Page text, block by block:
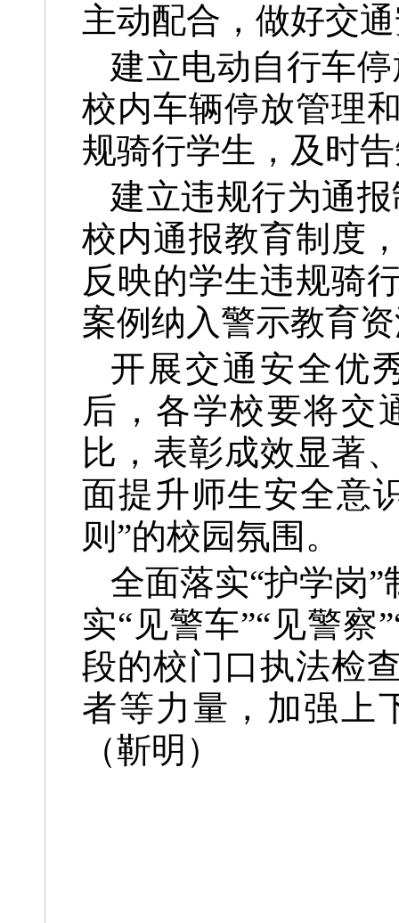
主动配合，做好交
建立电动自行车
校内车辆停放管理
规骑行学生，及时
建立违规行为通
校内通报教育制度
反映的学生违规骑
案例纳入警示教育
开展交通安全优
后，各学校要将交
比，表彰成效显著
面提升师生安全意
则”的校园氛围。
全面落实“护学岗
实“见警车”“见警察
段的校门口执法检
者等力量，加强上
（靳明）